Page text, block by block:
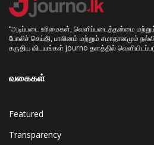
“அடிப்படை உரிமைகள், வெளிப்படைத்தன்மை மற்றும்
போலிச் செய்தி, பாலினம் மற்றும் சமாதானமும்
கருதிய விடயங்கள் journo தளத்தில்
வகைகள்
Featured
Transparency